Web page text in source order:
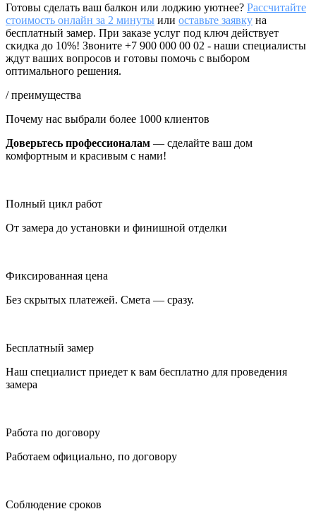
Готовы сделать ваш балкон или лоджию уютнее? Рассчитайте
стоимость онлайн за 2 минуты или оставьте заявку на
бесплатный замер. При заказе услуг под ключ действует
скидка до 10%! Звоните +7 900 000 00 02 - наши специалисты
ждут ваших вопросов и готовы помочь с выбором
оптимального решения.
/ преимущества
Почему нас выбрали более 1000 клиентов
Доверьтесь профессионалам — сделайте ваш дом
комфортным и красивым с нами!
Полный цикл работ
От замера до установки и финишной отделки
Фиксированная цена
Без скрытых платежей. Смета — сразу.
Бесплатный замер
Наш специалист приедет к вам бесплатно для проведения
замера
Работа по договору
Работаем официально, по договору
Соблюдение сроков